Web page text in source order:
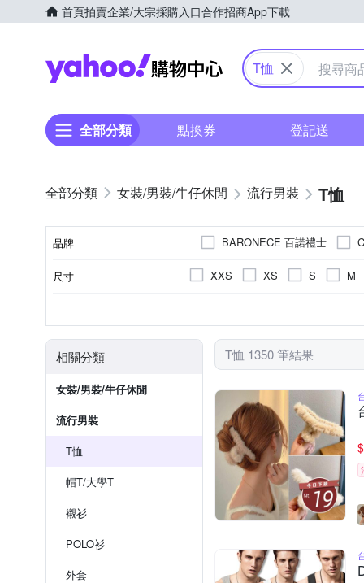
首頁拍賣企業/大宗採購入口合作招商App下載
Yahoo購物中心
T恤
全部分類 點換券 登記送
女裝/男裝/牛仔休閒 流行男裝 T恤
品牌 BARONECE 百諾禮士
G+ 居家
Hush Puppies
United Athle
YVONNE
尺寸 XXS XS S
M
4L(實際約2L)
相關分類
女裝/男裝/牛仔休閒
流行男裝
T恤
帽T/大學T
襯衫
POLO衫
外套
T恤 1350 筆結果
$